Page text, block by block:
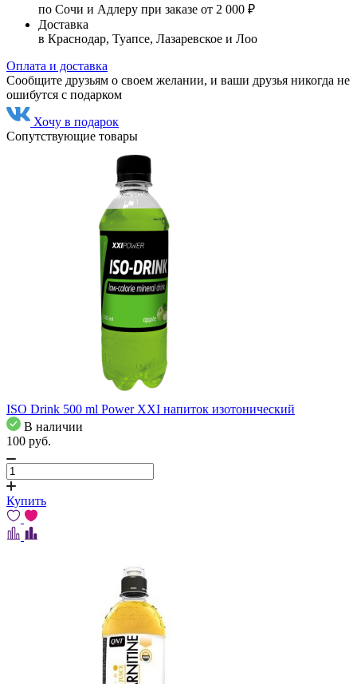
по Сочи и Адлеру при заказе от 2 000 ₽
Доставка
в Краснодар, Туапсе, Лазаревское и Лоо
Оплата и доставка
Сообщите друзьям о своем желании, и ваши друзья никогда не
ошибутся с подарком
Хочу в подарок
Сопутствующие товары
ISO Drink 500 ml Power XXI напиток изотонический
В наличии
100 pуб.
Купить